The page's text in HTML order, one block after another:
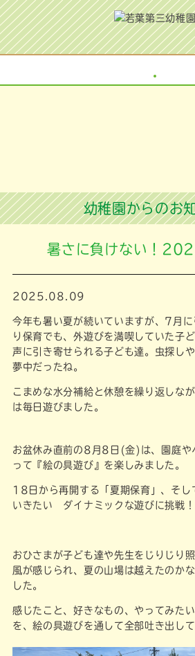
幼稚園からのお
暑さに負けない！
2025.08.09
今年も暑い夏が続いていますが、7月
り保育でも、外遊びを満喫していた子
声に引き寄せられる子ども達。虫探し
夢中だったね。
こまめな水分補給と休憩を繰り返しな
は毎日遊びました。
お盆休み直前の8月8日(金)は、園庭や
って『絵の具遊び』を楽しみました。
18日から再開する「夏期保育」、そし
いきたい ダイナミックな遊びに挑戦！
おひさまが子ども達や先生をじりじり
風が感じられ、夏の山場は越えたのか
した。
感じたこと、好きなもの、やってみた
を、絵の具遊びを通して全部吐き出し